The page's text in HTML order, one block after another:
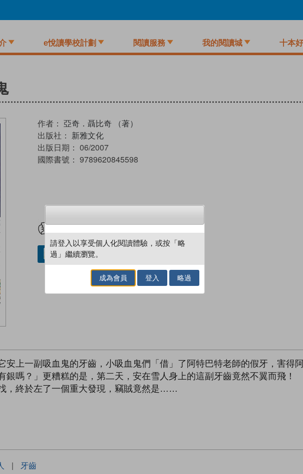
e悅讀學校計劃 閱讀服務 我的閱讀城 十本
作者： 亞奇．聶比奇 （著）
出版社： 新雅文化
出版日期： 06/2007
國際書號： 9789620845598
借閱實體書
安上一副吸血鬼的牙齒，小吸血鬼們「借」了阿特巴特老師的假牙，害得
嗎？」更糟糕的是，第二天，安在雪人身上的這副牙齒竟然不翼而飛！
，終於左了一個重大發現，竊賊竟然是……
| 牙齒
請登入以享受個人化閱讀體驗，或按「略
過」繼續瀏覽。
成為會員 登入 略過